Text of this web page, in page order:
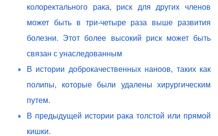
колоректального рака, риск для других членов
может быть в три-четыре раза выше развития
болезни. Этот более высокий риск может быть
связан с унаследованным
В истории доброкачественных наноов, таких как
полипы, которые были удалены хирургическим
путем.
В предыдущей истории рака толстой или прямой
кишки.